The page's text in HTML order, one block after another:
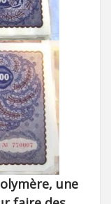
une